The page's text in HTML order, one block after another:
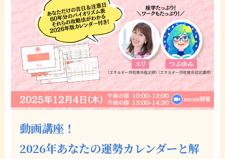
動画講座！
2026年あなたの運勢カレンダーと解